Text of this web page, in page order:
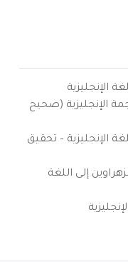
الإنجليزية
الإنجليزية (صحيح
الإنجليزية – تحقيق
إلى اللغة